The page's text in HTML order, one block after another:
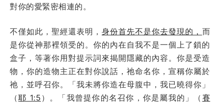
對你的愛緊密相連的。
不僅如此，聖經還表明，身份首先不是你去發現的， 而
是你從神那裡領受的。你的內在自我不是一個上了鎖的
盒子，等著你用對提示詞來揭開隱藏的內容。你是受造
物，你的造物主正在對你說話，祂命名你，宣稱你屬於
祂，並呼召你。「我未將你造在母腹中，我已曉得你」
（耶 1:5 ）。「我曾提你的名召你，你是屬我的」（ 賽